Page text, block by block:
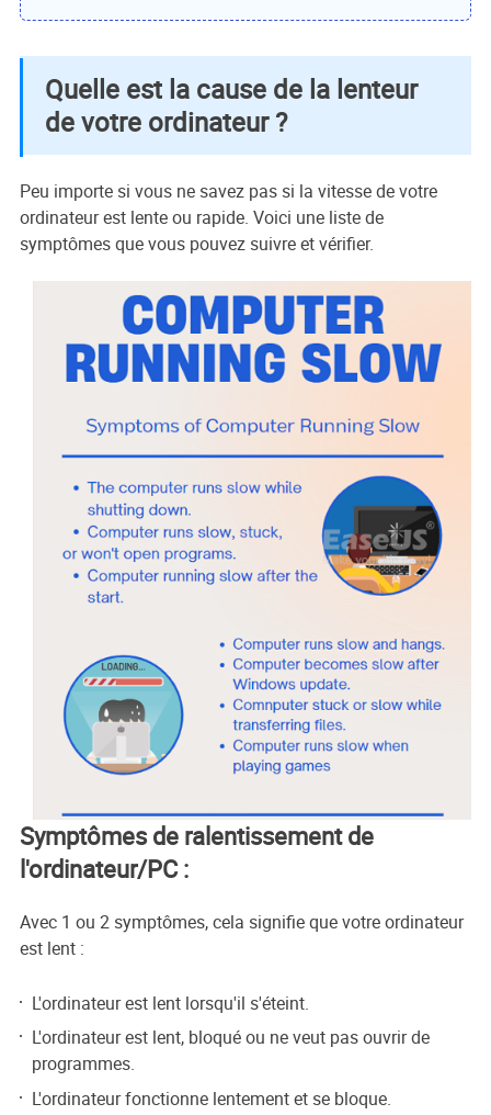
Quelle est la cause de la lenteur
de votre ordinateur ?
Peu importe si vous ne savez pas si la vitesse de votre
ordinateur est lente ou rapide. Voici une liste de
symptômes que vous pouvez suivre et vérifier.
Symptômes de ralentissement de
l'ordinateur/PC :
Avec 1 ou 2 symptômes, cela signifie que votre ordinateur
est lent :
L'ordinateur est lent lorsqu'il s'éteint.
L'ordinateur est lent, bloqué ou ne veut pas ouvrir de
programmes.
L'ordinateur fonctionne lentement et se bloque.